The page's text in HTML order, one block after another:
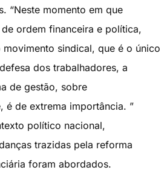
“Neste momento em que
ordem financeira e política,
sindical, que é o único
dos trabalhadores, a
de gestão, sobre
é de extrema importância. ”
político nacional,
trazidas pela reforma
foram abordados.